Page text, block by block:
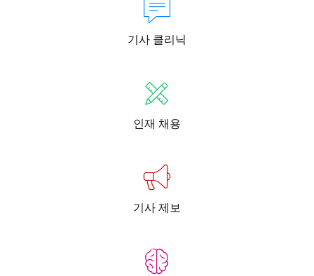
기사 클리닉
인재 채용
기사 제보